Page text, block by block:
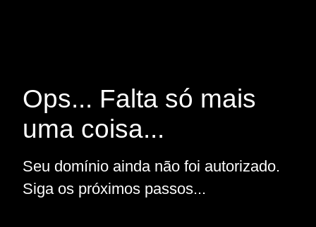
Ops... Falta só mais
uma coisa...
Seu domínio ainda não foi autorizado.
Siga os próximos passos...